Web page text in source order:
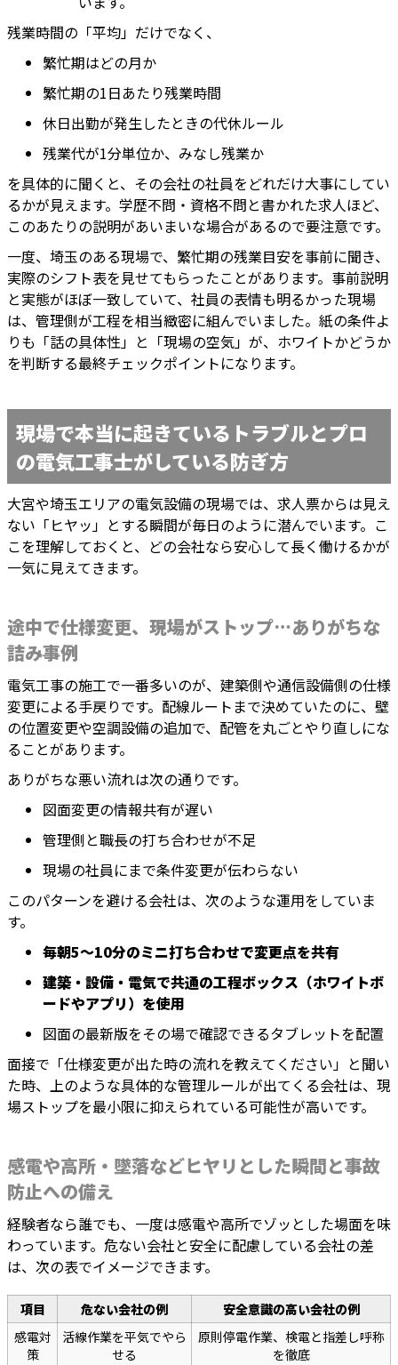
残業時間の「平均」だけでなく、
繁忙期はどの月か
繁忙期の1日あたり残業時間
休日出勤が発生したときの代休ルール
残業代が1分単位か、みなし残業か
を具体的に聞くと、その会社の社員をどれだけ大事にしてい
るかが見えます。学歴不問・資格不問と書かれた求人ほど、
このあたりの説明があいまいな場合があるので要注意です。
一度、埼玉のある現場で、繁忙期の残業目安を事前に聞き、
実際のシフト表を見せてもらったことがあります。事前説明
と実態がほぼ一致していて、社員の表情も明るかった現場
は、管理側が工程を相当緻密に組んでいました。紙の条件よ
りも「話の具体性」と「現場の空気」が、ホワイトかどうか
を判断する最終チェックポイントになります。
現場で本当に起きているトラブルとプロ
の電気工事士がしている防ぎ方
大宮や埼玉エリアの電気設備の現場では、求人票からは見え
ない「ヒヤッ」とする瞬間が毎日のように潜んでいます。こ
こを理解しておくと、どの会社なら安心して長く働けるかが
一気に見えてきます。
途中で仕様変更、現場がストップ…ありがちな
詰み事例
電気工事の施工で一番多いのが、建築側や通信設備側の仕様
変更による手戻りです。配線ルートまで決めていたのに、壁
の位置変更や空調設備の追加で、配管を丸ごとやり直しにな
ることがあります。
ありがちな悪い流れは次の通りです。
図面変更の情報共有が遅い
管理側と職長の打ち合わせが不足
現場の社員にまで条件変更が伝わらない
このパターンを避ける会社は、次のような運用をしていま
す。
毎朝5〜10分のミニ打ち合わせで変更点を共有
建築・設備・電気で共通の工程ボックス（ホワイトボ
ードやアプリ）を使用
図面の最新版をその場で確認できるタブレットを配置
面接で「仕様変更が出た時の流れを教えてください」と聞い
た時、上のような具体的な管理ルールが出てくる会社は、現
場ストップを最小限に抑えられている可能性が高いです。
感電や高所・墜落などヒヤリとした瞬間と事故
防止への備え
経験者なら誰でも、一度は感電や高所でゾッとした場面を味
わっています。危ない会社と安全に配慮している会社の差
は、次の表でイメージできます。
項目 危ない会社の例
安全意識の高い会社の例
感電対
策
活線作業を平気でやら
せる
原則停電作業、検電と指差し呼称
を徹底